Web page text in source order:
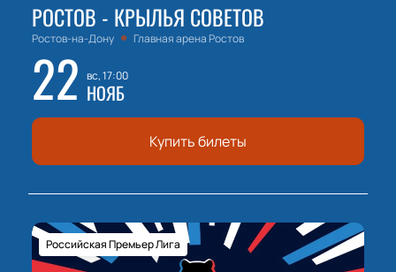
РОСТОВ - КРЫЛЬЯ СОВЕТОВ
Ростов-на-Дону Главная арена Ростов
22 вс, 17:00
НОЯБ
Купить билеты
Российская Премьер Лига